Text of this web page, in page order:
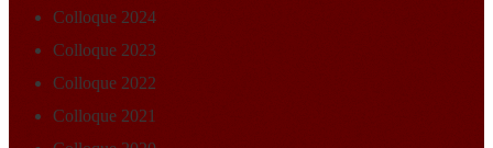
Colloque 2024
Colloque 2023
Colloque 2022
Colloque 2021